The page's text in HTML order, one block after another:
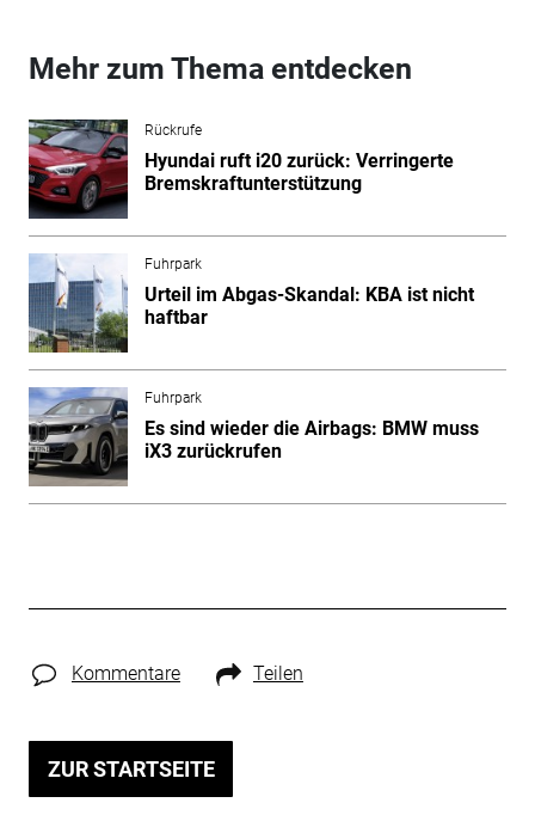
Mehr zum Thema entdecken
Rückrufe
Hyundai ruft i20 zurück: Verringerte
Bremskraftunterstützung
Fuhrpark
Urteil im Abgas-Skandal: KBA ist nicht
haftbar
Fuhrpark
Es sind wieder die Airbags: BMW muss
iX3 zurückrufen
Kommentare Teilen
ZUR STARTSEITE